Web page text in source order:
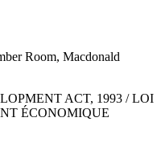
Room, Macdonald
ACT, 1993 / LOI
ÉCONOMIQUE